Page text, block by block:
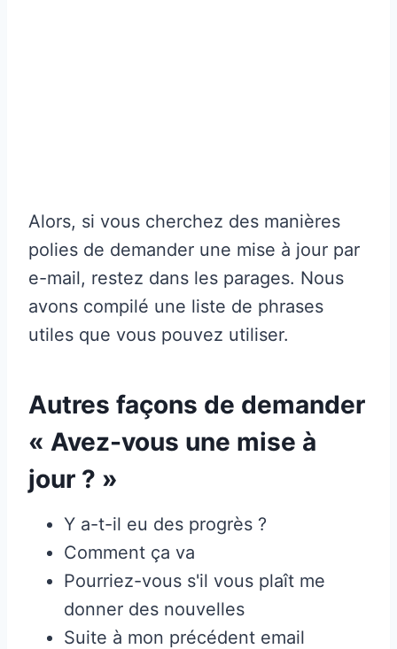
Alors, si vous cherchez des manières
polies de demander une mise à jour par
e-mail, restez dans les parages. Nous
avons compilé une liste de phrases
utiles que vous pouvez utiliser.
Autres façons de demander
« Avez-vous une mise à
jour ? »
Y a-t-il eu des progrès ?
Comment ça va
Pourriez-vous s'il vous plaît me
donner des nouvelles
Suite à mon précédent email